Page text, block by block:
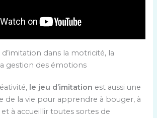
d’imitation dans la motricité, la
gestion des émotions
le jeu d’imitation est aussi une
de la vie pour apprendre à bouger, à
à accueillir toutes sortes de